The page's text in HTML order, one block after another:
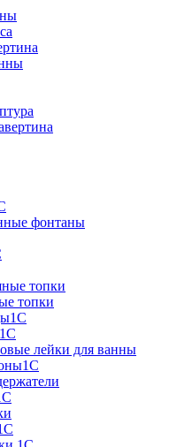
фонтаны
топки
топки
лейки для ванны